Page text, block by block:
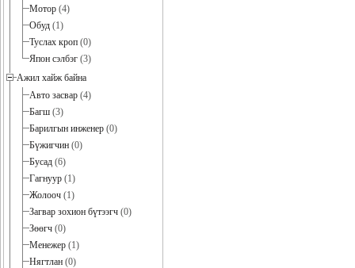
Мотор (4)
Обуд (1)
Туслах кроп (0)
Япон сэлбэг (3)
Ажил хайж байна
Авто засвар (4)
Багш (3)
Барилгын инженер (0)
Бүжигчин (0)
Бусад (6)
Гагнуур (1)
Жолооч (1)
Загвар зохион бүтээгч (0)
Зөөгч (0)
Менежер (1)
Нягтлан (0)